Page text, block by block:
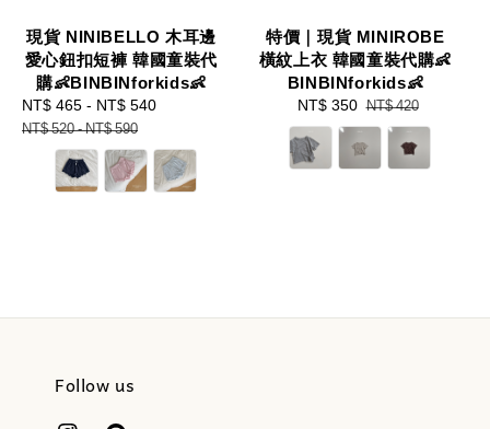
現貨 NINIBELLO 木耳邊
愛心鈕扣短褲 韓國童裝代
購👶BINBINforkids👶
Sale
price
NT$ 465 - NT$ 540
NT$ 520-NT$ 590
特價｜現貨 MINIROBE
橫紋上衣 韓國童裝代購👶
BINBINforkids👶
Sale
price
NT$ 350 Regular
price
NT$ 420
Follow us